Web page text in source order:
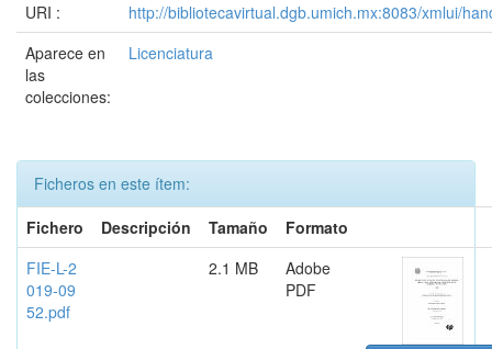
URI :
http://bibliotecavirtual.dgb.umich.mx:8083/xmlui/
Aparece en
las
colecciones:
Licenciatura
Ficheros en este ítem:
Fichero
Descripción Tamaño
Formato
FIE-L-2
019-09
52.pdf
2.1 MB
Adobe
PDF